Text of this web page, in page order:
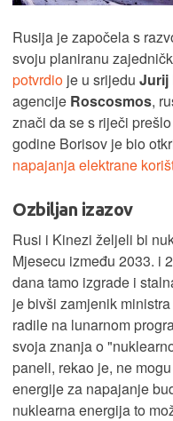
Rusija je započela s
svoju planiranu
potvrdio je u srijedu Jurij
agencije Roscosmos,
znači da se s riječi
godine Borisov je bio
napajanja elektrane
Ozbiljan izazov
Rusi i Kinezi željeli bi
Mjesecu između 2033. i
dana tamo izgrade i
je bivši zamjenik
radile na lunarnom
svoja znanja o
paneli, rekao je, ne
energije za napajanje
nuklearna energija to